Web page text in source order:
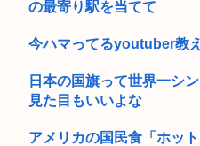
の最寄り駅を当てて
今ハマってるyoutuber教
日本の国旗って世界一シ
見た目もいいよな
アメリカの国民食「ホッ